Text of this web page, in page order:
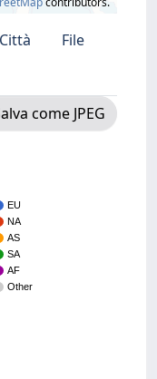
Città
File
come JPEG
EU
NA
AS
SA
AF
Other